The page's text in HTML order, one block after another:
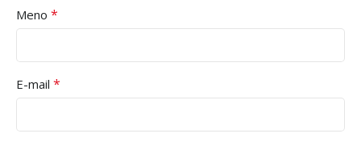
Meno *
E-mail *